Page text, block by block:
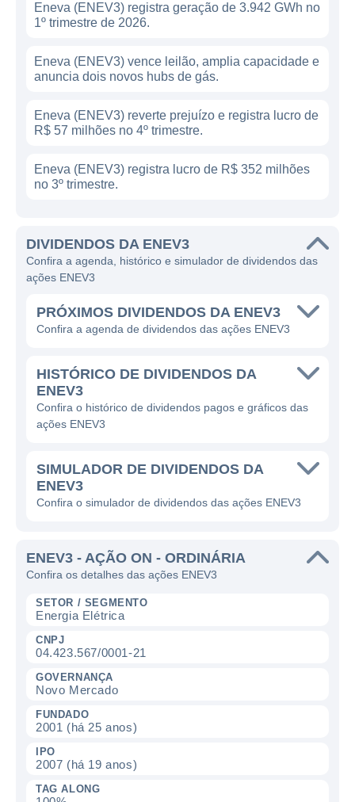
Eneva (ENEV3) registra geração de 3.942 GWh no
1º trimestre de 2026.
Eneva (ENEV3) vence leilão, amplia capacidade e
anuncia dois novos hubs de gás.
Eneva (ENEV3) reverte prejuízo e registra lucro de
R$ 57 milhões no 4º trimestre.
Eneva (ENEV3) registra lucro de R$ 352 milhões
no 3º trimestre.
DIVIDENDOS DA ENEV3
Confira a agenda, histórico e simulador de dividendos das
ações ENEV3
PRÓXIMOS DIVIDENDOS DA ENEV3
Confira a agenda de dividendos das ações ENEV3
HISTÓRICO DE DIVIDENDOS DA
ENEV3
Confira o histórico de dividendos pagos e gráficos das
ações ENEV3
SIMULADOR DE DIVIDENDOS DA
ENEV3
Confira o simulador de dividendos das ações ENEV3
ENEV3 - AÇÃO ON - ORDINÁRIA
Confira os detalhes das ações ENEV3
SETOR / SEGMENTO
Energia Elétrica
CNPJ
04.423.567/0001-21
GOVERNANÇA
Novo Mercado
FUNDADO
2001 (há 25 anos)
IPO
2007 (há 19 anos)
TAG ALONG